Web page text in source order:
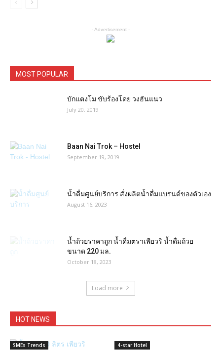
- Advertisement -
MOST POPULAR
บักแตงโม ขับร้องโดย วงฮันแนว
July 20, 2019
Baan Nai Trok – Hostel
September 19, 2019
น้ำดื่มศูนย์บริการ สั่งผลิตน้ำดื่มแบรนด์ของตัวเอง
August 16, 2023
น้ำถ้วยราคาถูก น้ำดื่มตราเพียวริ น้ำดื่มถ้วย
ขนาด 220 มล.
October 18, 2023
Load more
HOT NEWS
SMEs Trends 4-star Hotel